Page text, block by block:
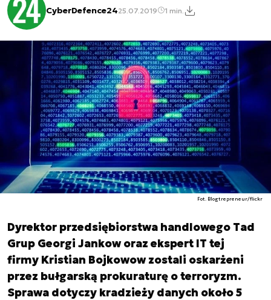
CyberDefence2425.07.2019 1 min.
Fot. Blogtrepreneur/flickr
Dyrektor przedsiębiorstwa handlowego Tad
Grup Georgi Jankow oraz ekspert IT tej
firmy Kristian Bojkowow zostali oskarżeni
przez bułgarską prokuraturę o terroryzm.
Sprawa dotyczy kradzieży danych około 5